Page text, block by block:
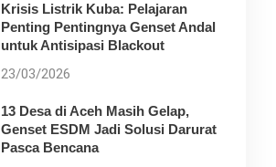
Krisis Listrik Kuba: Pelajaran
Penting Pentingnya Genset Andal
untuk Antisipasi Blackout
23/03/2026
13 Desa di Aceh Masih Gelap,
Genset ESDM Jadi Solusi Darurat
Pasca Bencana